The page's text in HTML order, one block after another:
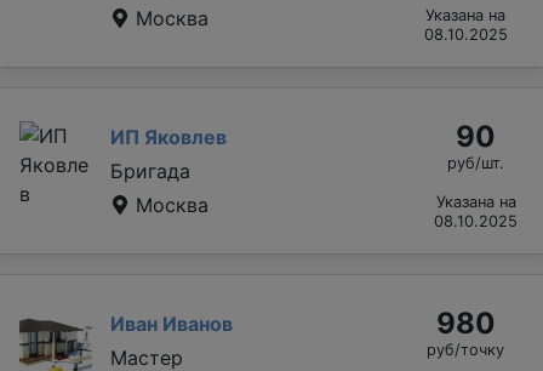
Москва
Указана на
08.10.2025
ИП Яковлев
Бригада
Москва
90
руб/шт.
Указана на
08.10.2025
Иван Иванов
Мастер
980
руб/точку